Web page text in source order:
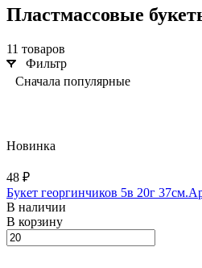
Пластмассовые
11 товаров
Фильтр
Сначала популярные
Новинка
48 ₽
Букет георгинчиков 5в 20г
В наличии
В корзину